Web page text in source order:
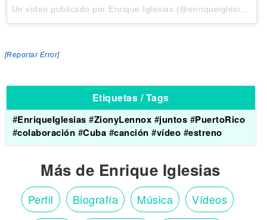
Un vídeo publicado por Enrique Iglesias (@enriqueiglesias) el
[Reportar Error]
Etiquetas / Tags
#EnriqueIglesias #ZionyLennox #juntos #PuertoRico
#colaboración #Cuba #canción #vídeo #estreno
Más de Enrique Iglesias
Perfil Biografía Música Vídeos